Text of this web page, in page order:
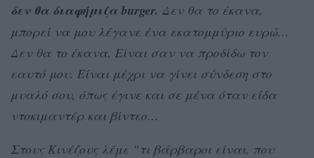
δεν θα διαφήμιζα burger. Δεν θα το έκανα,
μπορεί να μου λέγανε ένα εκατομμύριο ευρώ…
Δεν θα το έκανα. Είναι σαν να προδίδω τον
εαυτό μου. Είναι μέχρι να γίνει σύνδεση στο
μυαλό σου, όπως έγινε και σε μένα όταν είδα
ντοκιμαντέρ και βίντεο…
Στους Κινέζους λέμε “τι βάρβαροι είναι, που